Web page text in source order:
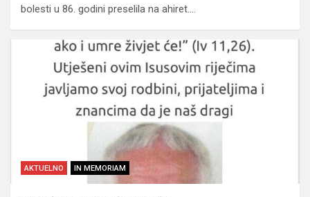
bolesti u 86. godini preselila na ahiret.…
AKTUELNO IN MEMORIAM